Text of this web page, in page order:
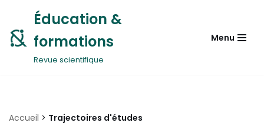
Aller
au
contenu
Éducation &
formations
Revue scientifique
Menu
Accueil > Trajectoires d'études